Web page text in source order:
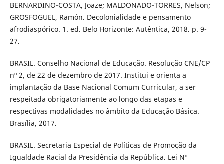
BERNARDINO-COSTA, Joaze; MALDONADO-TORRES, Nelson;
GROSFOGUEL, Ramón. Decolonialidade e pensamento
afrodiaspórico. 1. ed. Belo Horizonte: Autêntica, 2018. p. 9-
27.
BRASIL. Conselho Nacional de Educação. Resolução CNE/CP
nº 2, de 22 de dezembro de 2017. Institui e orienta a
implantação da Base Nacional Comum Curricular, a ser
respeitada obrigatoriamente ao longo das etapas e
respectivas modalidades no âmbito da Educação Básica.
Brasília, 2017.
BRASIL. Secretaria Especial de Políticas de Promoção da
Igualdade Racial da Presidência da República. Lei Nº